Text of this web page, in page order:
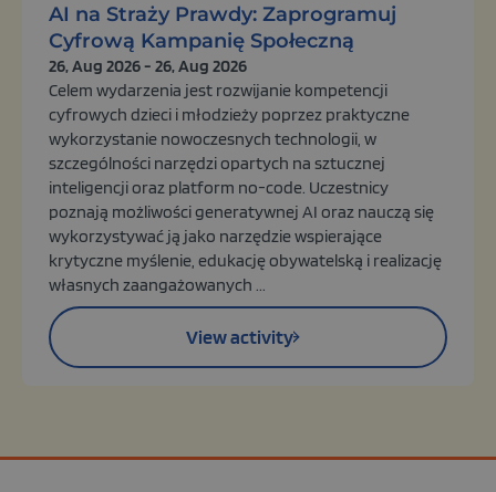
AI na Straży Prawdy: Zaprogramuj
Cyfrową Kampanię Społeczną
26, Aug 2026 - 26, Aug 2026
Celem wydarzenia jest rozwijanie kompetencji
cyfrowych dzieci i młodzieży poprzez praktyczne
wykorzystanie nowoczesnych technologii, w
szczególności narzędzi opartych na sztucznej
inteligencji oraz platform no-code. Uczestnicy
poznają możliwości generatywnej AI oraz nauczą się
wykorzystywać ją jako narzędzie wspierające
krytyczne myślenie, edukację obywatelską i realizację
własnych zaangażowanych ...
View activity